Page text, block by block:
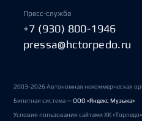
Пресс-служба
+7 (930) 800-1946
pressa@hctorpedo.ru
2003-2026 Автономная некоммерческая
Билетная система —ООО «Яндекс Музыка»
Условия пользования сайтами ХК «Торпедо»